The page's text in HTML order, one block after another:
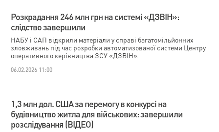
Розкрадання 246 млн грн на системі «ДЗВІН»:
слідство завершили
НАБУ і САП відкрили матеріали у справі багатомільйонних
зловживань під час розробки автоматизованої системи Центру
оперативного керівництва ЗСУ «ДЗВІН».
06.02.2026 11:00
1,3 млн дол. США за перемогу в конкурсі на
будівництво житла для військових: завершили
розслідування (ВІДЕО)